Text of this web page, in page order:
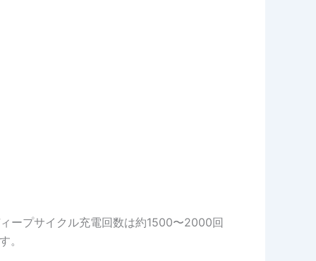
ープサイクル充電回数は約1500〜2000回
。